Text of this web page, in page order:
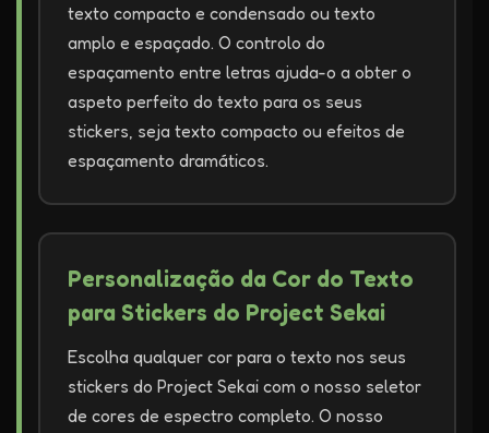
texto compacto e condensado ou texto
amplo e espaçado. O controlo do
espaçamento entre letras ajuda-o a obter o
aspeto perfeito do texto para os seus
stickers, seja texto compacto ou efeitos de
espaçamento dramáticos.
Personalização da Cor do Texto
para Stickers do Project Sekai
Escolha qualquer cor para o texto nos seus
stickers do Project Sekai com o nosso seletor
de cores de espectro completo. O nosso